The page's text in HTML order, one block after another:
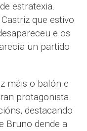
estratexia.
que estivo
e os
un partido
máis o balón e
protagonista
destacando
Bruno dende a